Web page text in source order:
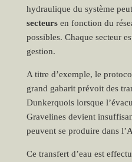
hydraulique du système
secteursen fonction du
possibles. Chaque secteur
gestion.
A titre d’exemple, le
grand gabarit prévoit des
Dunkerquois lorsque
Gravelines devient
peuvent se produire dans
Ce transfert d’eau est